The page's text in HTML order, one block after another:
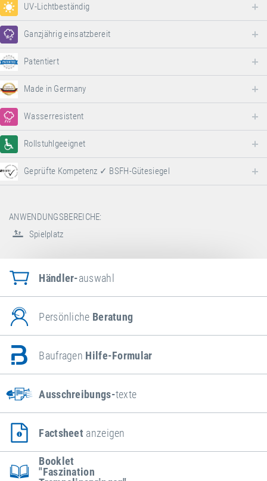
UV-Lichtbeständig
Ganzjährig einsatzbereit
Patentiert
Made in Germany
Wasserresistent
Rollstuhlgeeignet
Geprüfte Kompetenz ✓ BSFH-Gütesiegel
ANWENDUNGSBEREICHE:
Spielplatz
Händler-auswahl
Persönliche Beratung
Baufragen Hilfe-Formular
Ausschreibungs-texte
Factsheet anzeigen
Booklet
"Faszination